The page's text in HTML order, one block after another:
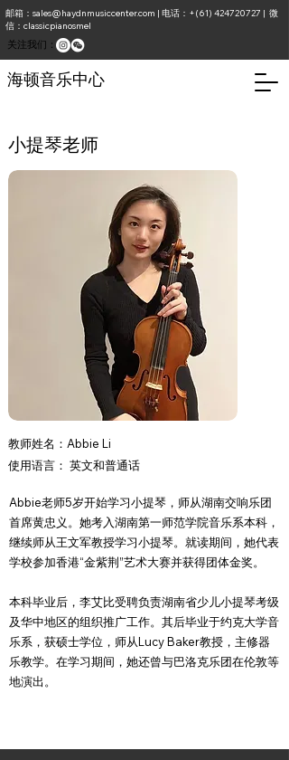
邮箱： sales@haydnmusiccenter.com | 电话：+(61) 424720727 | 微
信：classicpianosmel
​关注我们：
海顿音乐中心
小提琴老师
教师姓名：​ Abbie Li
使用语言： 英文​和普通话
Abbie老师5岁开始学习小提琴，师从湖南交响乐团
首席黄忠义。她考入湖南第一师范学院音乐系本科，
继续师从王文军教授学习小提琴。就读期间，她代表
学校参加香港“金紫荆”艺术大赛并获得团体金奖。
本科毕业后，李艾比受聘负责湖南省少儿小提琴考级
及华中地区的组织推广工作。其后毕业于约克大学音
乐系，获硕士学位，师从Lucy Baker教授，主修器
乐教学。在学习期间，她还曾与巴洛克乐团在伦敦等
地演出。